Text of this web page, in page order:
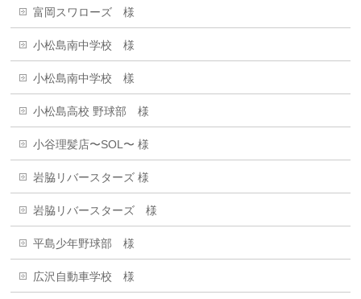
富岡スワローズ 様
小松島南中学校 様
小松島南中学校 樣
小松島高校 野球部 様
小谷理髪店〜SOL〜 様
岩脇リバースターズ 様
岩脇リバースターズ 様
平島少年野球部 様
広沢自動車学校 様